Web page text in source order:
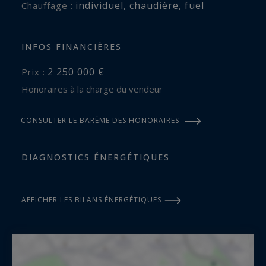
vignobles à Bordeaux et ses environs.
maeva.nebout@bordeauxsothebysrealty.com
Les informations sur les risques auxquels ce
bien est exposé sont disponibles sur :
www.georisques.gouv.fr
Chauffage : individuel, chaudière, fuel
INFOS FINANCIÈRES
Prix : 2 250 000 €
Honoraires à la charge du vendeur
CONSULTER LE BARÈME DES HONORAIRES
DIAGNOSTICS ÉNERGÉTIQUES
AFFICHER LES BILANS ÉNERGÉTIQUES